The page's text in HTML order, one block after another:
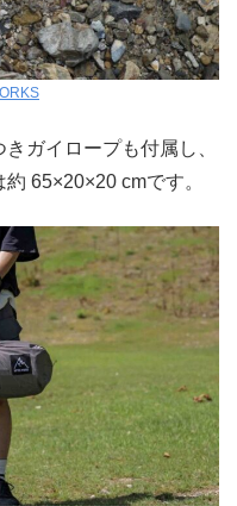
ガイロープも付属し、
65×20×20 cmです。